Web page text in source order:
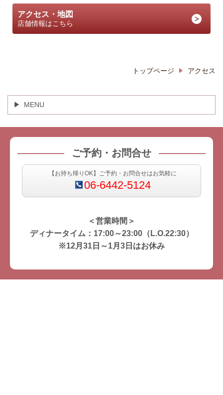
アクセス・地図
店舗情報はこちら
トップページ アクセス
MENU
ご予約・お問合せ
【お持ち帰りOK】ご予約・お問合せはお気軽に
06-6442-5124
＜営業時間＞
ディナータイム：17:00～23:00（L.O.22:30）
※12月31日～1月3日はお休み